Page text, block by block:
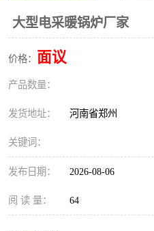
大型电采暖锅炉厂家
价格： 面议
产品数量：
发货地址： 河南省郑州
关键词：
发布日期： 2026-08-06
阅 读 量： 64